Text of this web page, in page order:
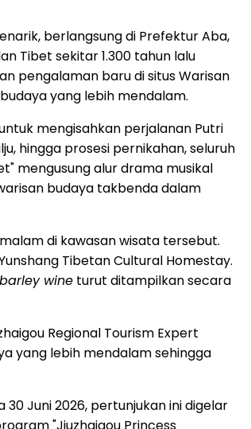
berlangsung di Prefektur Aba,
Tibet sekitar 1.300 tahun lalu
pengalaman baru di situs Warisan
yang lebih mendalam.
mengisahkan perjalanan Putri
hingga prosesi pernikahan, seluruh
mengusung alur drama musikal
budaya takbenda dalam
di kawasan wisata tersebut.
Tibetan Cultural Homestay.
barley wine turut ditampilkan secara
Regional Tourism Expert
yang lebih mendalam sehingga
Juni 2026, pertunjukan ini digelar
"Jiuzhaigou Princess